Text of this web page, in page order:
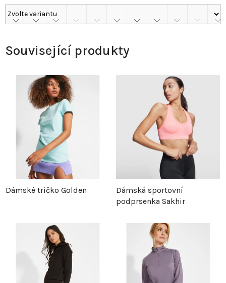
Související produkty
Dámské tričko Golden
Dámská sportovní
podprsenka Sakhir